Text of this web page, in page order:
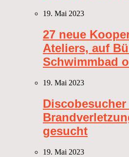
19. Mai 2023
27 neue
Ateliers, auf
Schwimmbad
19. Mai 2023
gesucht
19. Mai 2023